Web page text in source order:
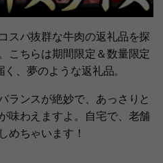
スパ抜群な牛肉の返礼品を探
こちらは期間限定＆数量限定
、夢のような返礼品。
ランスが絶妙で、あっさりと
味わえますよ。自宅で、老舗
めちゃいます！